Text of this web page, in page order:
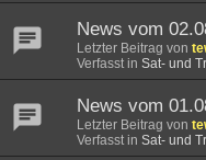
News vom
Letzter Beitrag von
Verfasst in Sat- und
News vom
Letzter Beitrag von
Verfasst in Sat- und